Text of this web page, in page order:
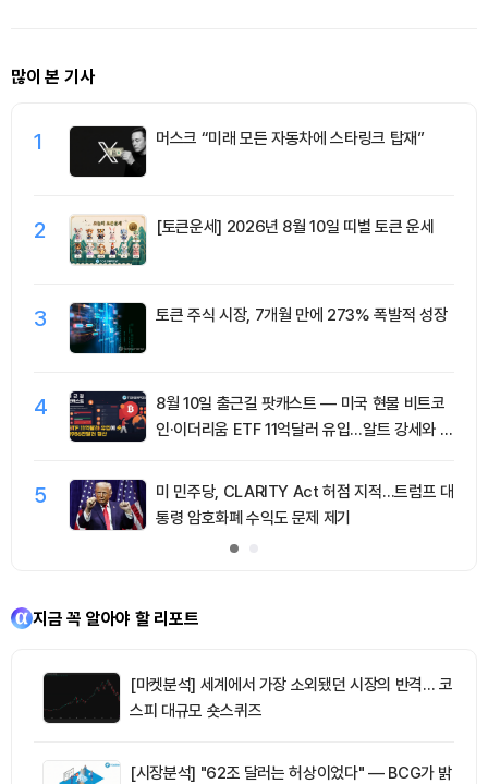
많이 본 기사
1 머스크 “미래 모든 자동차에 스타링크 탑재”
2 [토큰운세] 2026년 8월 10일 띠별 토큰 운세
3 토큰 주식 시장, 7개월 만에 273% 폭발적 성장
4
8월 10일 출근길 팟캐스트 — 미국 현물 비트코
인·이더리움 ETF 11억달러 유입…알트 강세와 숏
5
미 민주당, CLARITY Act 허점 지적…트럼프 대
통령 암호화폐 수익도 문제 제기
지금 꼭 알아야 할 리포트
[마켓분석] 세계에서 가장 소외됐던 시장의 반격… 코
스피 대규모 숏스퀴즈
[시장분석] "62조 달러는 허상이었다" — BCG가 밝